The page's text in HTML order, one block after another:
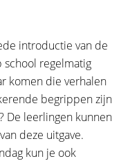
introductie van de
regelmatig
komen die verhalen
begrippen zijn
De leerlingen kunnen
deze uitgave.
kun je ook